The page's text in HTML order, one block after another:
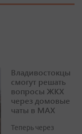
Владивостокцы
смогут решать
вопросы ЖКХ
через домовые
чаты в МАХ
Теперь через